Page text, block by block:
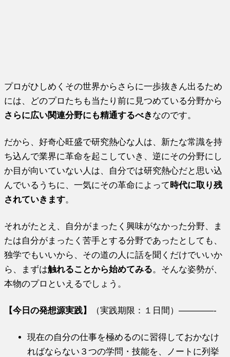
プロがひしめくその世界からさらに一歩抜きん出るため
には、どのプロたちも当たり前に見つめている分野から
さらに広い関連分野にも精通するべき なのです。
だから、好奇心旺盛で研究熱心な人は、新たな常識を持
ち込んで業界に革命を起こしていき、逆にその分野にし
か目が向いていない人は、自分では研究熱心だと思い込
んでいるうちに、一気にその革命によって 時代に取り残
されていきます。
それがたとえ、自分がまったく興味がなかった分野、ま
たは自分がまったく苦手とする分野であったとしても、
独学でもいいから、その道の人に話を聞くだけでいいか
ら、まずは触れることから始めてみる。そんな姿勢が、
本物のプロといえるでしょう。
【今日の発想源実践】 （実践期限：１日間）————-
現在の自分の仕事を極めるのに習得しておかなけ
ればならない３つの学問・技能を、ノートに列挙